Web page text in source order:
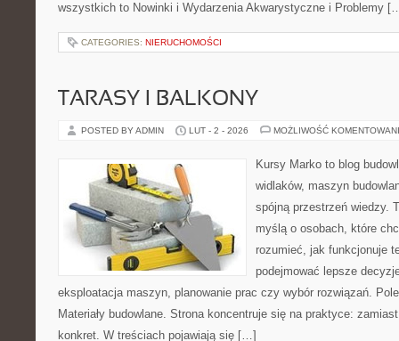
wszystkich to Nowinki i Wydarzenia Akwarystyczne i Problemy
CATEGORIES: NIERUCHOMOŚCI
TARASY I BALKONY
POSTED BY ADMIN LUT - 2 - 2026 MOŻLIWOŚĆ
Kursy Marko to blog
widlaków, maszyn
spójną przestrzeń wiedzy.
myślą o osobach, które
rozumieć, jak funkcjonuje
podejmować lepsze
eksploatacja maszyn, planowanie prac czy wybór rozwiązań.
Materiały budowlane. Strona koncentruje się na praktyce:
konkret. W treściach pojawiają się […]